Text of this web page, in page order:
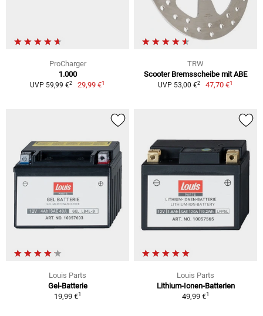
ProCharger
1.000
UVP 59,99 €2 29,99 €1
TRW
Scooter Bremsscheibe mit ABE
UVP 53,00 €2 47,70 €1
Louis Parts
Gel-Batterie
19,99 €1
Louis Parts
Lithium-Ionen-Batterien
49,99 €1